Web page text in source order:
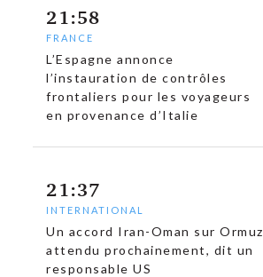
21:58
FRANCE
L’Espagne annonce
l’instauration de contrôles
frontaliers pour les voyageurs
en provenance d’Italie
21:37
INTERNATIONAL
Un accord Iran-Oman sur Ormuz
attendu prochainement, dit un
responsable US